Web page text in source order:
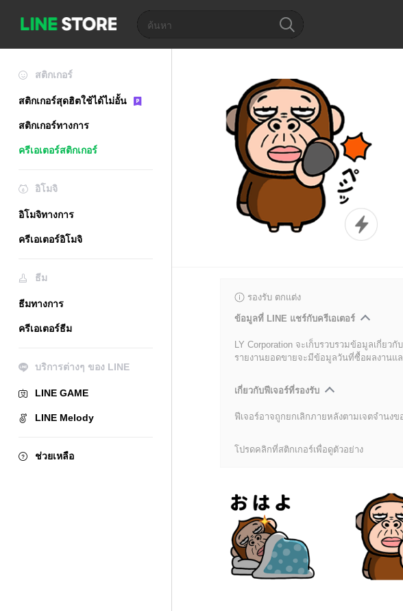
สติกเกอร์
สติกเกอร์สุดฮิตใช้ได้ไม่อั้น
สติกเกอร์ทางการ
ครีเอเตอร์สติกเกอร์
อิโมจิ
อิโมจิทางการ
ครีเอเตอร์อิโมจิ
ธีม
ธีมทางการ
ครีเอเตอร์ธีม
บริการต่างๆ ของ LINE
LINE GAME
LINE Melody
ช่วยเหลือ
รองรับ ตกแต่ง
ข้อมูลที่ LINE แชร์กับครีเอเตอร์
LY Corporation จะเก็บรวบรวมข้อมูลเกี่ยว
รายงานยอดขายจะมีข้อมูลวันที่ซื้อผลงานแ
เกี่ยวกับฟีเจอร์ที่รองรับ
ฟีเจอร์อาจถูกยกเลิกภายหลังตามเจตจำนงข
โปรดคลิกที่สติกเกอร์เพื่อดูตัวอย่าง